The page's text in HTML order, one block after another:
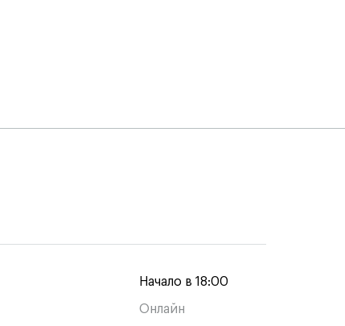
Начало в 18:00
Онлайн